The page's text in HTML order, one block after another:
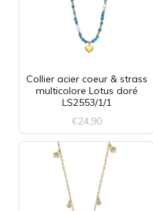
Collier acier coeur & strass
multicolore Lotus doré
LS2553/1/1
€24,90